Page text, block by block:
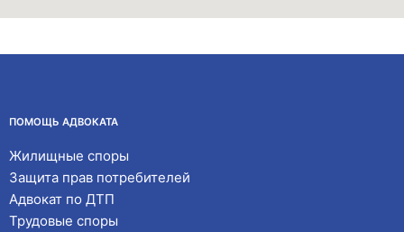
ПОМОЩЬ АДВОКАТА
Жилищные споры
Защита прав потребителей
Адвокат по ДТП
Трудовые споры